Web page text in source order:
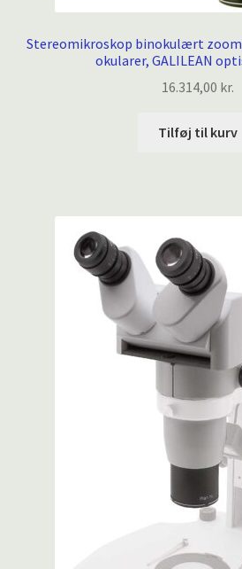
Stereomikroskop binokulært zoom
okularer, GALILEAN
16.314,00 kr.
Tilføj til kurv